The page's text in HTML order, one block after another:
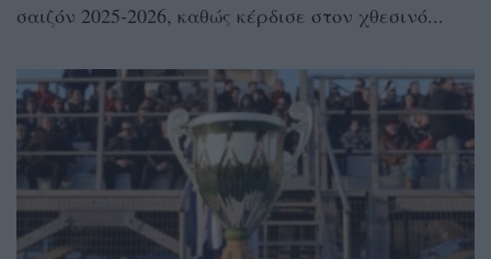
σαιζόν 2025-2026, καθώς κέρδισε στον χθεσινό...